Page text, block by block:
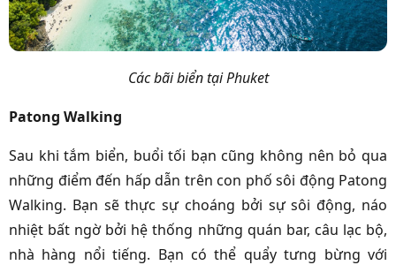
Các bãi biển tại Phuket
Patong Walking
Sau khi tắm biển, buổi tối bạn cũng không nên bỏ qua
những điểm đến hấp dẫn trên con phố sôi động Patong
Walking. Bạn sẽ thực sự choáng bởi sự sôi động, náo
nhiệt bất ngờ bởi hệ thống những quán bar, câu lạc bộ,
nhà hàng nổi tiếng. Bạn có thể quẩy tưng bừng với